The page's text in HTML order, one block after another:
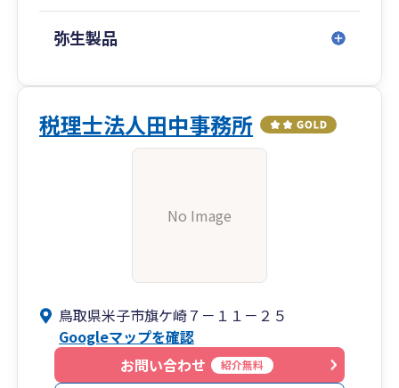
弥生製品
税理士法人田中事務所
No Image
鳥取県米子市旗ケ崎７－１１－２５
Googleマップを確認
お問い合わせ
紹介無料